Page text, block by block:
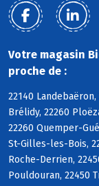
Votre magasin
proche de :
22140
Brélidy, 22260
22260 Quemper-
St-Gilles-les-Bois,
Roche-Derrien,
Pouldouran, 22450